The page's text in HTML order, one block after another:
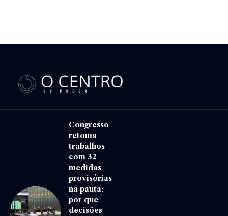
Congresso
retoma
trabalhos
com 32
medidas
provisórias
na pauta:
por que
decisões